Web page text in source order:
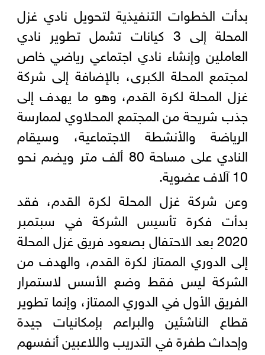
بدأت الخطوات التنفيذية لتحويل نادي غزل
المحلة إلى 3 كيانات تشمل تطوير نادي
العاملين وإنشاء نادي اجتماعي رياضي خاص
لمجتمع المحلة الكبرى، بالإضافة إلى شركة
غزل المحلة لكرة القدم، وهو ما يهدف إلى
جذب شريحة من المجتمع المحلاوي لممارسة
الرياضة والأنشطة الاجتماعية، وسيقام
النادي على مساحة 80 ألف متر ويضم نحو
10 آلاف عضوية.
وعن شركة غزل المحلة لكرة القدم، فقد
بدأت فكرة تأسيس الشركة في سبتمبر
2020 بعد الاحتفال بصعود فريق غزل المحلة
إلى الدوري الممتاز لكرة القدم، والهدف من
الشركة ليس فقط وضع الأسس لاستمرار
الفريق الأول في الدوري الممتاز، وإنما تطوير
قطاع الناشئين والبراعم بإمكانيات جيدة
وإحداث طفرة في التدريب واللاعبين أنفسهم